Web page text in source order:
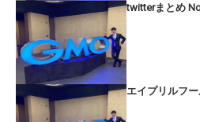
twitterまとめ
エイプリルフ